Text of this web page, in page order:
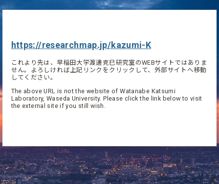
https://researchmap.jp/kazumi-K
これより先は、早稲田大学渡邊克巳研究室のWEBサイトではありま
せん。よろしければ上記リンクをクリックして、外部サイトへ移動
してください。
The above URL is not the website of Watanabe Katsumi
Laboratory, Waseda University. Please click the link below to visit
the external site if you still wish.